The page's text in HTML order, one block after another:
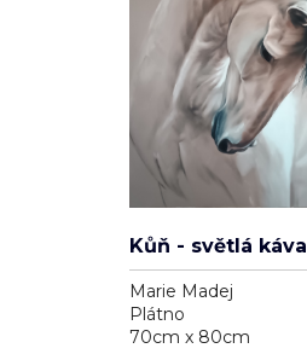
Kůň - světlá káva
Marie Madej
Plátno
70cm x 80cm